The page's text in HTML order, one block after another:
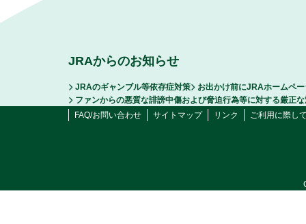
JRAからのお知らせ
JRAのギャンブル等依存症対策
お出かけ前にJRAホームペ
ファンからの悪質な誹謗中傷および脅迫行為等に対する厳正
FAQ/お問い合わせ
サイトマップ リンク ご利用に際し